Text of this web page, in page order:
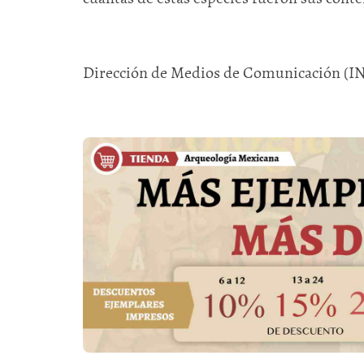
Dirección de Medios de Comunicación